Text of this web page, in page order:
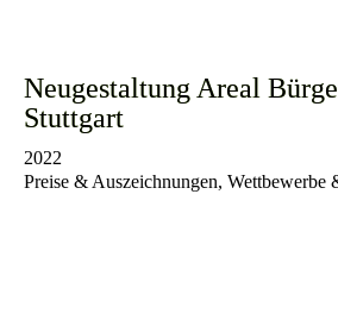
Neugestaltung Areal
Stuttgart
2022
Preise & Auszeichnungen, Wettbewerbe